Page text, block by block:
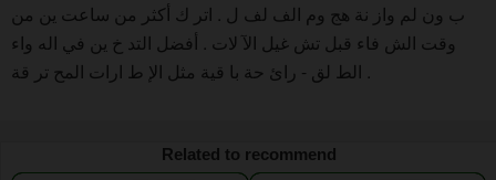
ب ون لم واز نة هج وم الف لف ل . اتر ك أكثر من ساعت ين من
وقت الش فاء قبل تش غيل الآ لات . أفضل التد خ ين في اله واء
الط لق - رائ حة با قية مثل الإ ط ارات المح تر قة .
Related to recommend